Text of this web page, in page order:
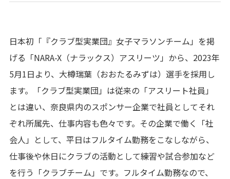
日本初「『クラブ型実業団』女子マラソンチーム」を掲
げる「NARA-X（ナラックス）アスリーツ」から、2023年
5月1日より、大樽瑞葉（おおたるみずは）選手を採用し
ます。「クラブ型実業団」は従来の「アスリート社員」
とは違い、奈良県内のスポンサー企業で社員としてそれ
ぞれ所属先、仕事内容も色々です。その企業で働く「社
会人」として、平日はフルタイム勤務をこなしながら、
仕事後や休日にクラブの活動として練習や試合参加など
を行う「クラブチーム」です。フルタイム勤務なので、